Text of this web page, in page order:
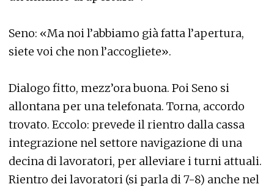
Seno: «Ma noi l’abbiamo già fatta l’apertura,
siete voi che non l’accogliete».
Dialogo fitto, mezz’ora buona. Poi Seno si
allontana per una telefonata. Torna, accordo
trovato. Eccolo: prevede il rientro dalla cassa
integrazione nel settore navigazione di una
decina di lavoratori, per alleviare i turni attuali.
Rientro dei lavoratori (si parla di 7-8) anche nel